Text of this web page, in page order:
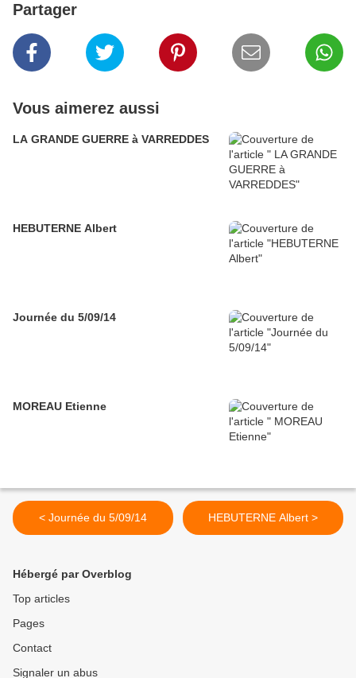
Partager
Vous aimerez aussi
LA GRANDE GUERRE à VARREDDES
HEBUTERNE Albert
Journée du 5/09/14
MOREAU Etienne
< Journée du 5/09/14 HEBUTERNE Albert >
Hébergé par Overblog
Top articles
Pages
Contact
Signaler un abus